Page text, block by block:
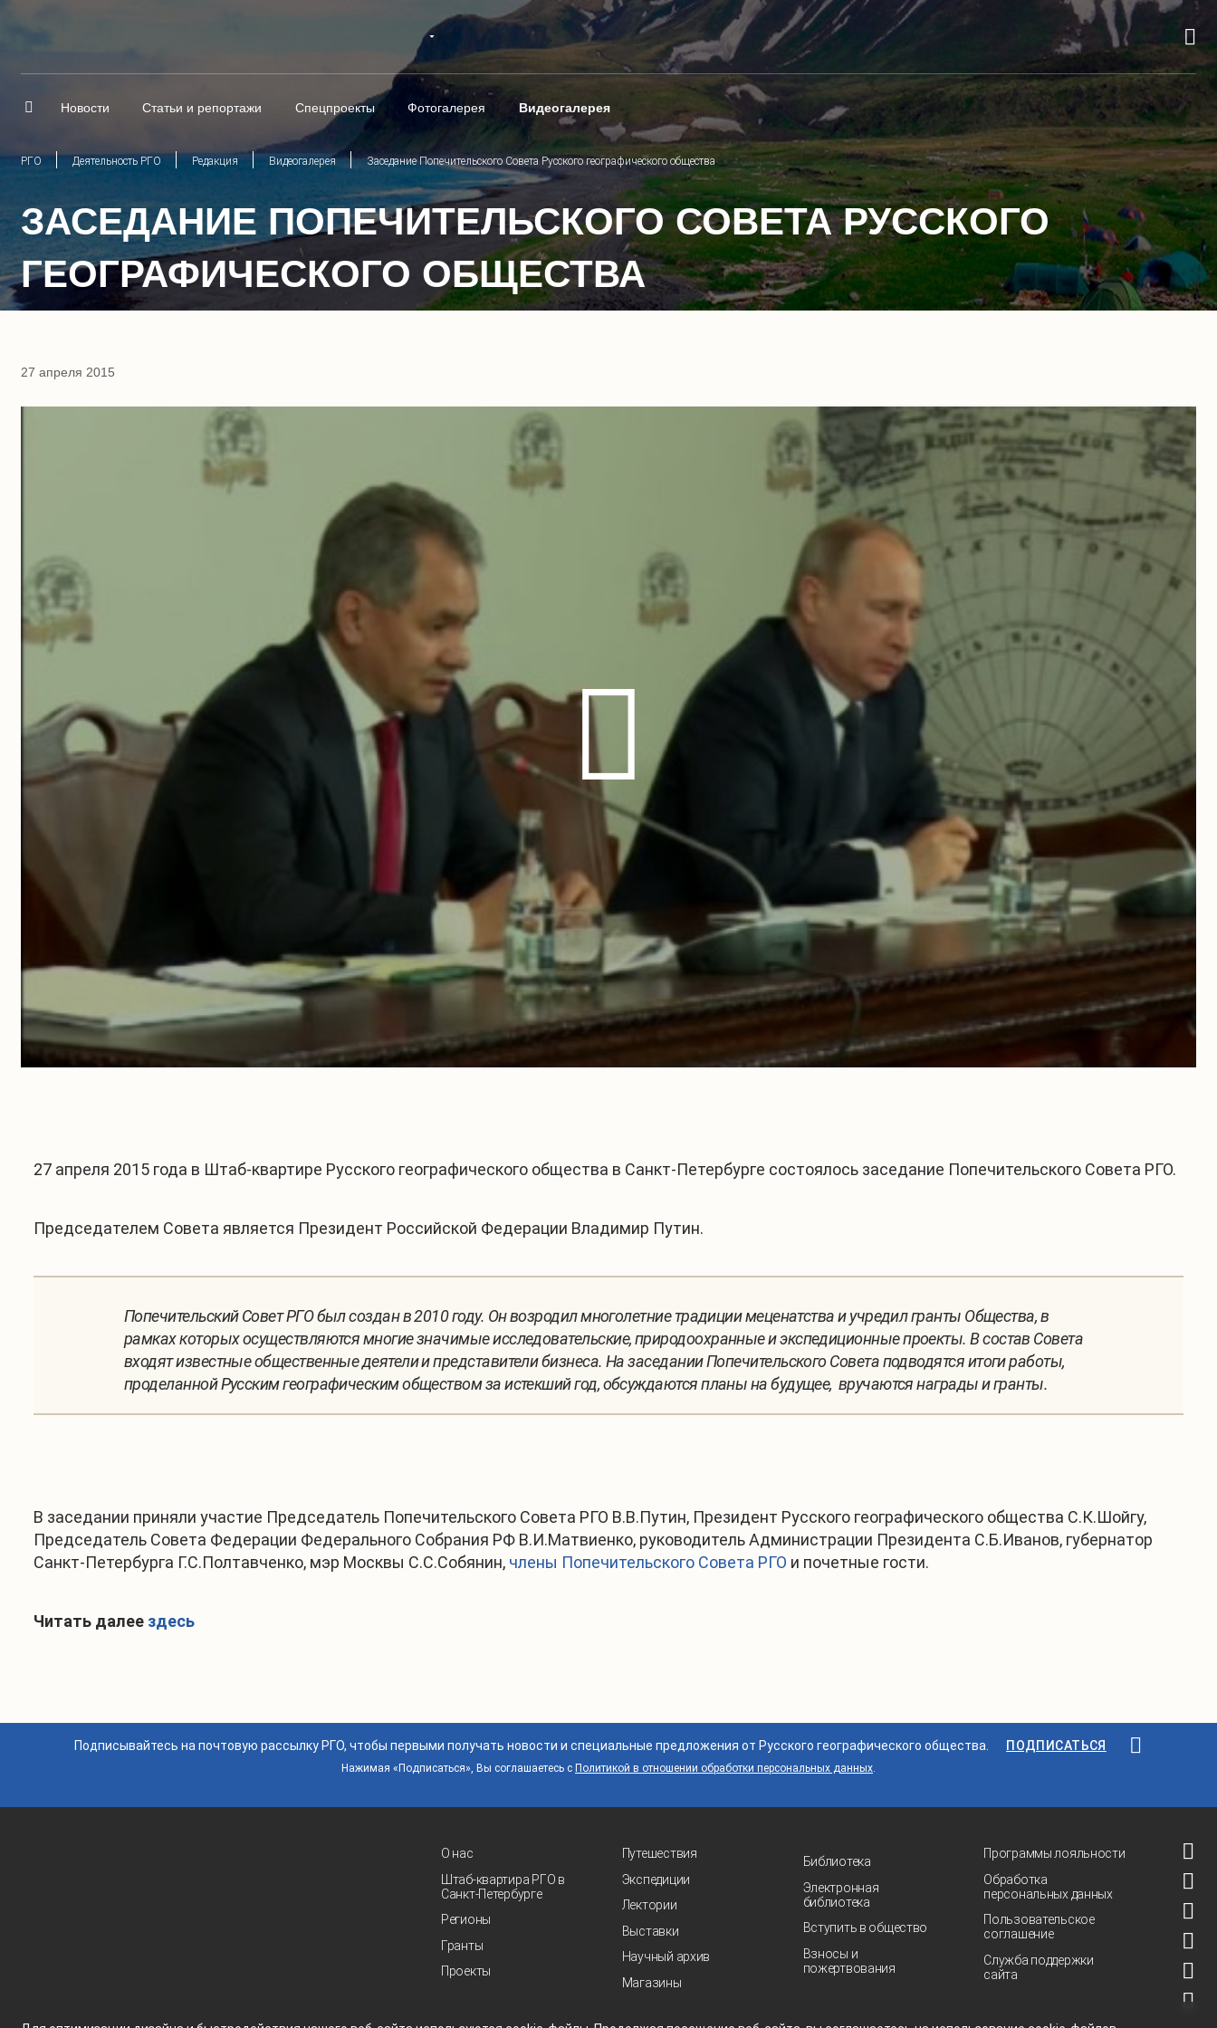
Новости Статьи и репортажи Спецпроекты Фотогалерея Видеогалерея
РГО Деятельность РГО Редакция Видеогалерея Заседание Попечительского Совета Русского географического общества
ЗАСЕДАНИЕ ПОПЕЧИТЕЛЬСКОГО СОВЕТА РУССКОГО
ГЕОГРАФИЧЕСКОГО ОБЩЕСТВА
27 апреля 2015
27 апреля 2015 года в Штаб-квартире Русского географического общества в Санкт-Петербурге состоялось заседание Попечительского Совета РГО.
Председателем Совета является Президент Российской Федерации Владимир Путин.
Попечительский Совет РГО был создан в 2010 году. Он возродил многолетние традиции меценатства и учредил гранты Общества, в
рамках которых осуществляются многие значимые исследовательские, природоохранные и экспедиционные проекты. В состав Совета
входят известные общественные деятели и представители бизнеса. На заседании Попечительского Совета подводятся итоги работы,
проделанной Русским географическим обществом за истекший год, обсуждаются планы на будущее, вручаются награды и гранты.
В заседании приняли участие Председатель Попечительского Совета РГО В.В.Путин, Президент Русского географического общества С.К.Шойгу,
Председатель Совета Федерации Федерального Собрания РФ В.И.Матвиенко, руководитель Администрации Президента С.Б.Иванов, губернатор
Санкт-Петербурга Г.С.Полтавченко, мэр Москвы С.С.Собянин, члены Попечительского Совета РГО и почетные гости.
Читать далее здесь
Подписывайтесь на почтовую рассылку РГО, чтобы первыми получать новости и специальные предложения от Русского географического общества. ПОДПИСАТЬСЯ
Нажимая «Подписаться», Вы соглашаетесь с Политикой в отношении обработки персональных данных.
О нас
Штаб-квартира РГО в
Санкт‑Петербурге
Регионы
Гранты
Проекты
Путешествия
Экспедиции
Лектории
Выставки
Научный архив
Магазины
Библиотека
Электронная
библиотека
Вступить в общество
Взносы и
пожертвования
Программы лояльности
Обработка
персональных данных
Пользовательское
соглашение
Служба поддержки
сайта